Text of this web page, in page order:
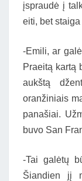
įspraudė į
eiti, bet
-Emili, ar
Praeitą kartą
aukštą
oranžiniais
panašiai.
buvo San
-Tai galėtų
Šiandien jį